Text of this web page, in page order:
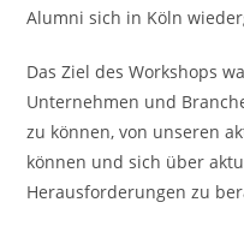
Alumni sich in Köln
Das Ziel des Workshops
Unternehmen und
zu können, von unseren
können und sich über
Herausforderungen zu